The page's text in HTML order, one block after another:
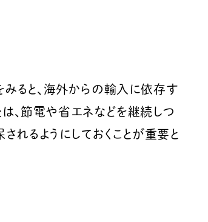
ると、海外からの輸入に依存す
、節電や省エネなどを継続しつ
るようにしておくことが重要と